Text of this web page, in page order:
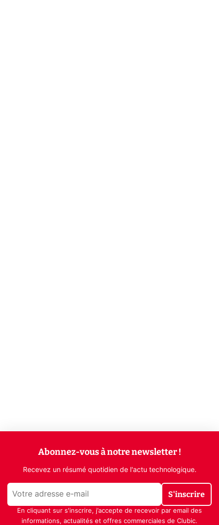
Abonnez-vous à notre newsletter !
Recevez un résumé quotidien de l'actu technologique.
S'inscrire
En cliquant sur s'inscrire, j’accepte de recevoir par email des
informations, actualités et offres commerciales de Clubic.